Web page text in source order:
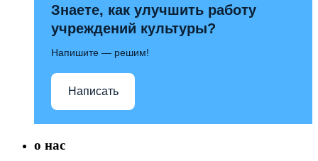
Знаете, как улучшить работу
учреждений культуры?
Напишите — решим!
Написать
о нас